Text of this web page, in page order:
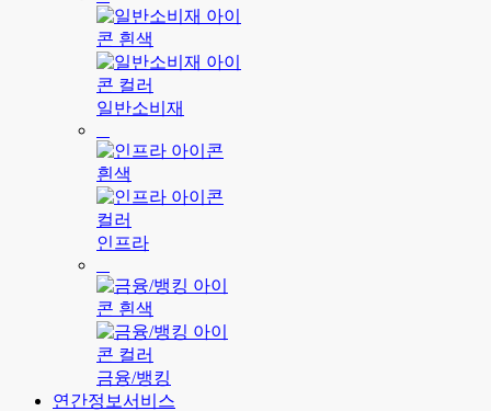
일반소비재
인프라
금융/뱅킹
연간정보서비스